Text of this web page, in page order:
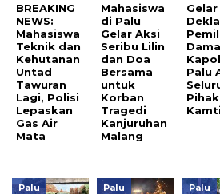
BREAKING
NEWS:
Mahasiswa
Teknik dan
Kehutanan
Untad
Tawuran
Lagi, Polisi
Lepaskan
Gas Air
Mata
Mahasiswa
di Palu
Gelar Aksi
Seribu Lilin
dan Doa
Bersama
untuk
Korban
Tragedi
Kanjuruhan
Malang
Gelar
Palu
Palu Palu Palu